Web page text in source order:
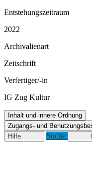
Entstehungszeitraum
2022
Archivalienart
Zeitschrift
Verfertiger/-in
IG Zug Kultur
Inhalt und innere Ordnung
Zugangs- und
Hilfe
Suche